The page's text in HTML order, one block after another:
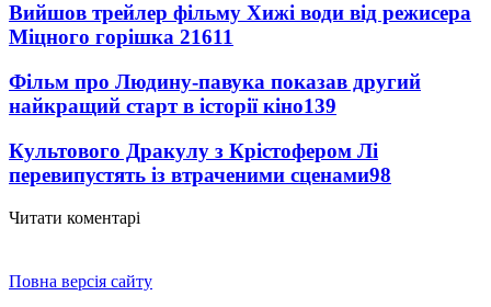
Вийшов трейлер фільму Хижі води від режисера
Міцного горішка 21611
Фільм про Людину-павука показав другий
найкращий старт в історії кіно139
Культового Дракулу з Крістофером Лі
перевипустять із втраченими сценами98
Читати коментарі
Повна версія сайту